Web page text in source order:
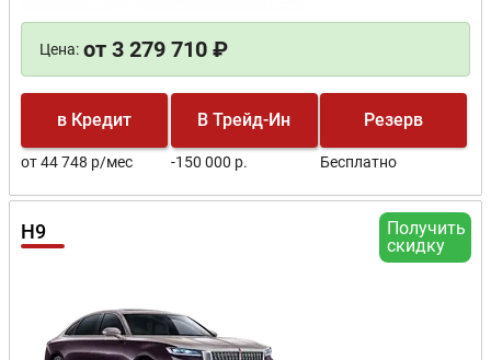
Цена: от 3 279 710 ₽
в Кредит
от 44 748 р/мес
В Трейд-Ин
-150 000 р.
Резерв
Бесплатно
Получить
скидку
H9